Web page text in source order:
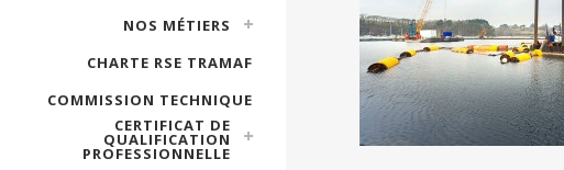
NOS MÉTIERS
CHARTE RSE TRAMAF
COMMISSION TECHNIQUE
CERTIFICAT DE
QUALIFICATION
PROFESSIONNELLE